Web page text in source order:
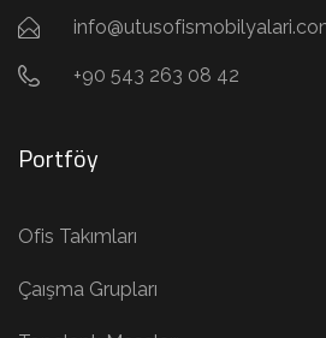
+90 543 263 08 42
Portföy
Ofis Takımları
Çaışma Grupları